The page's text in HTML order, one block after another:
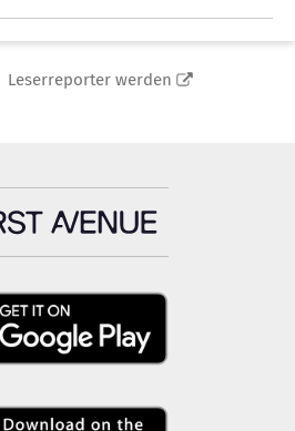
Leserreporter werden